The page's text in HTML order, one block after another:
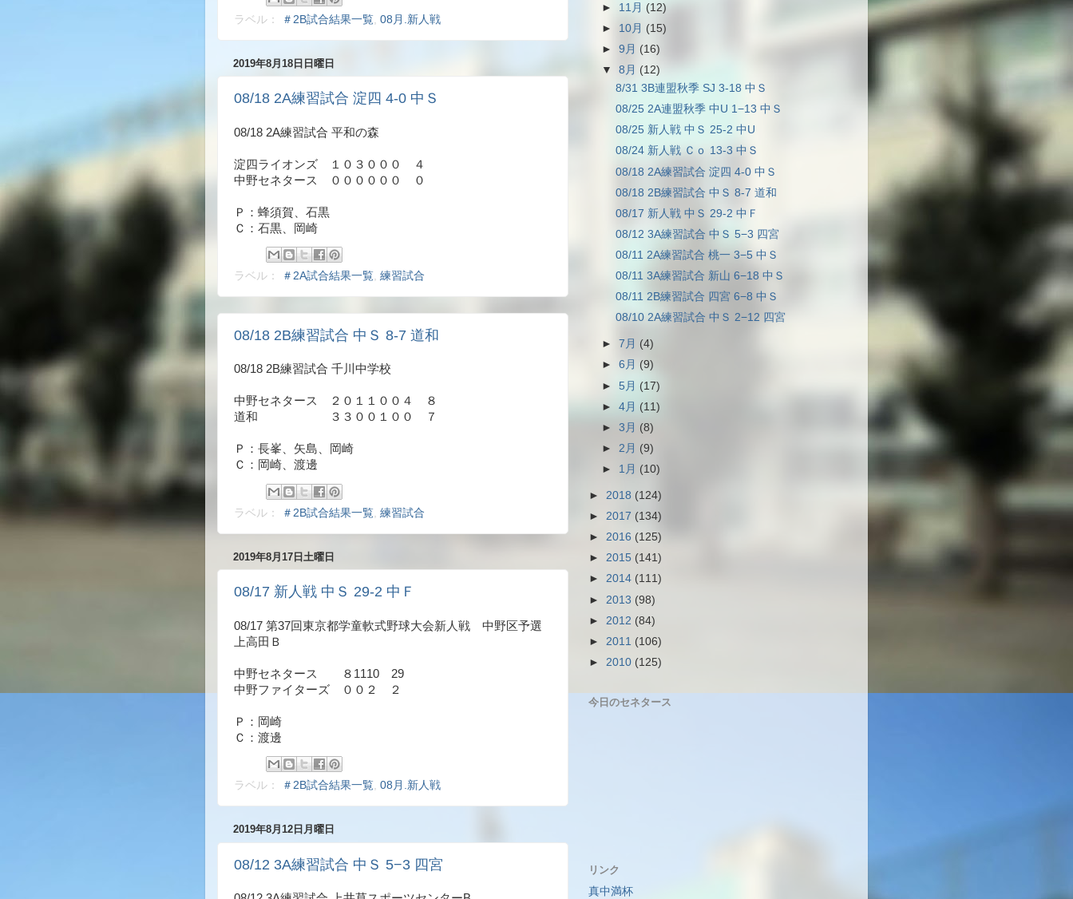
ラベル： ＃2B試合結果一覧 08月.新人戦
2019年8月18日日曜日
08/18 2A練習試合 淀四 4-0 中Ｓ
08/18 2A練習試合 平和の森
淀四ライオンズ １０３０００ ４
中野セネタース ００００００ ０
Ｐ：蜂須賀、石黒
Ｃ：石黒、岡崎
ラベル： ＃2A試合結果一覧, 練習試合
08/18 2B練習試合 中Ｓ 8-7 道和
08/18 2B練習試合 千川中学校
中野セネタース ２０１１００４ ８
道和 ３３００１００ ７
Ｐ：長峯、矢島、岡崎
Ｃ：岡崎、渡邊
ラベル： ＃2B試合結果一覧 練習試合
2019年8月17日土曜日
08/17 新人戦 中Ｓ 29-2 中Ｆ
08/17 第37回東京都学童軟式野球大会新人戦 中野区予選
上高田Ｂ
中野セネタース ８1110 29
中野ファイターズ ００２ ２
Ｐ：岡崎
Ｃ：渡邊
ラベル： ＃2B試合結果一覧, 08月.新人戦
2019年8月12日月曜日
08/12 3A練習試合 中Ｓ 5−3 四宮
► 11月(12)
► 10月 (15)
►9月 (16)
▼8月 (12)
8/31 3B連盟秋季 SJ 3-18 中Ｓ
08/25 2A連盟秋季 中U 1−13 中Ｓ
08/25 新人戦 中Ｓ 25-2 中U
08/24 新人戦 Ｃｏ 13-3 中Ｓ
08/18 2A練習試合 淀四 4-0 中Ｓ
08/18 2B練習試合 中Ｓ 8-7 道和
08/17 新人戦 中Ｓ 29-2 中Ｆ
08/12 3A練習試合 中Ｓ 5−3 四宮
08/11 2A練習試合 桃一 3−5 中Ｓ
08/11 3A練習試合 新山 6−18 中Ｓ
08/11 2B練習試合 四宮 6−8 中Ｓ
08/10 2A練習試合 中Ｓ 2−12 四宮
►7月 (4)
►6月 (9)
►5月 (17)
►4月 (11)
►3月 (8)
► 2月 (9)
► 1月 (10)
► 2018 (124)
► 2017 (134)
► 2016 (125)
► 2015 (141)
► 2014 (111)
► 2013 (98)
► 2012 (84)
► 2011 (106)
► 2010 (125)
今日のセネタース
リンク
真中満杯